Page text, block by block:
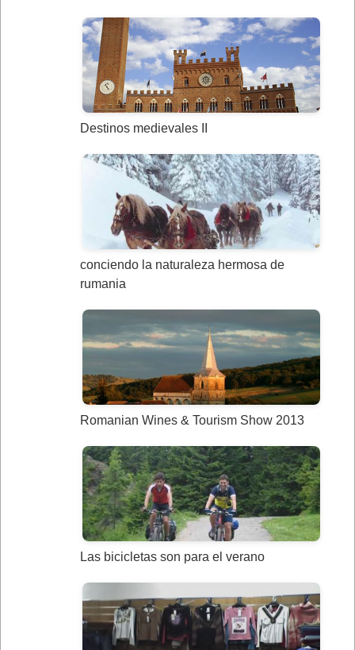
Destinos medievales II
conciendo la naturaleza hermosa de
rumania
Romanian Wines & Tourism Show 2013
Las bicicletas son para el verano